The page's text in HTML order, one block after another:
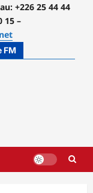
au: +226 25 44 44
15 –
FM